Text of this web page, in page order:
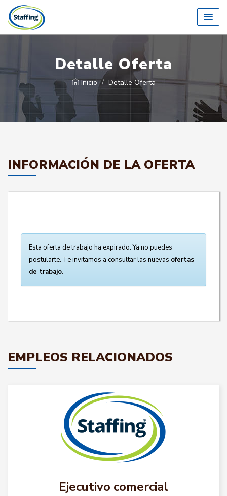
Detalle Oferta
Inicio Detalle Oferta
INFORMACIÓN DE LA OFERTA
Esta oferta de trabajo ha expirado. Ya no puedes
postularte. Te invitamos a consultar las nuevas ofertas
de trabajo.
EMPLEOS RELACIONADOS
Ejecutivo comercial